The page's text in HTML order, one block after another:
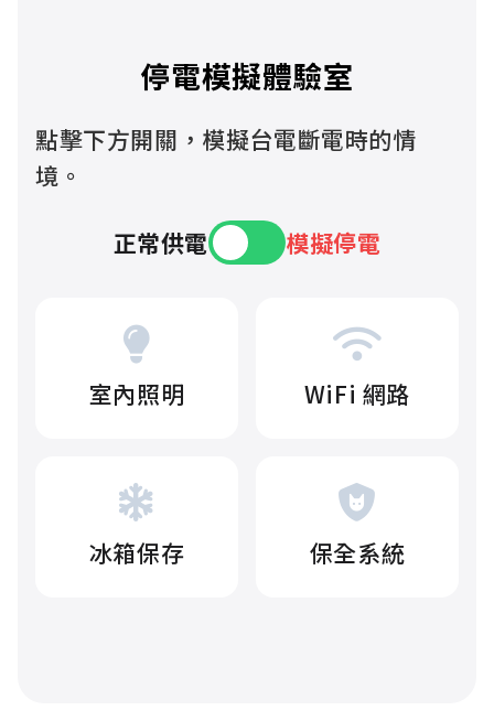
停電模擬體驗室
點擊下方開關，模擬台電斷電時的情
境。
正常供電 模擬停電
室內照明 WiFi 網路
冰箱保存 保全系統